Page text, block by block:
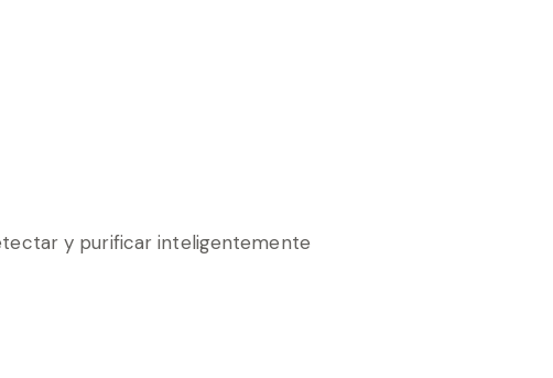
y purificar inteligentemente